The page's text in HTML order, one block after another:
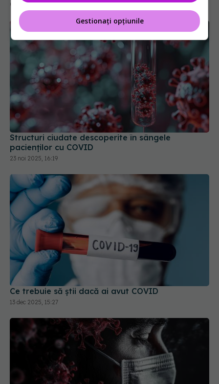
03 sep 2024, 15:42
Structuri ciudate descoperite în sângele
pacienților cu COVID
23 noi 2025, 16:19
Ce trebuie să știi dacă ai avut COVID
13 dec 2025, 15:27
Gestionați opțiunile